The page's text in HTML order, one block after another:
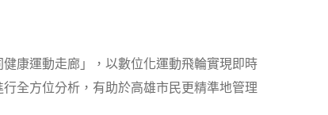
康運動走廊」，以數位化運動飛輪實現即時
全方位分析，有助於高雄市民更精準地管理